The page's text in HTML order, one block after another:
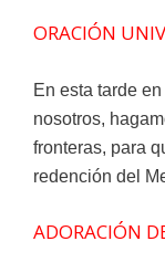
ORACIÓN
En esta tarde
nosotros,
fronteras, para
redención del
ADORACIÓN